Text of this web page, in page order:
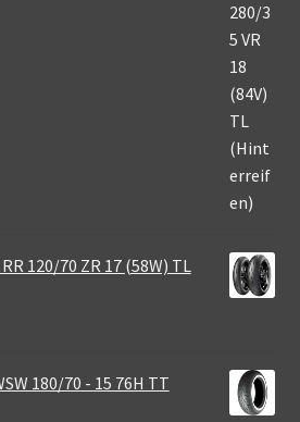
120/70 ZR 17 (58W) TL
180/70 - 15 76H TT